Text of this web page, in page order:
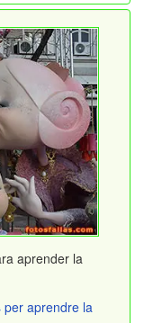
aprender la
per aprendre la